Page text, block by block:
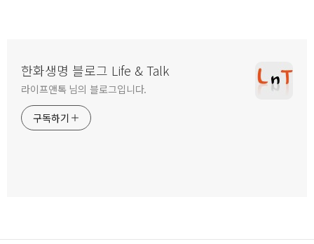
한화생명 블로그 Life & Talk
라이프앤톡 님의 블로그입니다.
구독하기